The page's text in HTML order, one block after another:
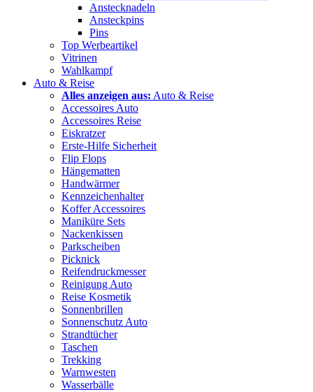
Anstecknadeln
Ansteckpins
Pins
Top Werbeartikel
Vitrinen
Wahlkampf
Auto & Reise
Alles anzeigen aus: Auto & Reise
Accessoires Auto
Accessoires Reise
Eiskratzer
Erste-Hilfe Sicherheit
Flip Flops
Hängematten
Handwärmer
Kennzeichenhalter
Koffer Accessoires
Maniküre Sets
Nackenkissen
Parkscheiben
Picknick
Reifendruckmesser
Reinigung Auto
Reise Kosmetik
Sonnenbrillen
Sonnenschutz Auto
Strandtücher
Taschen
Trekking
Warnwesten
Wasserbälle